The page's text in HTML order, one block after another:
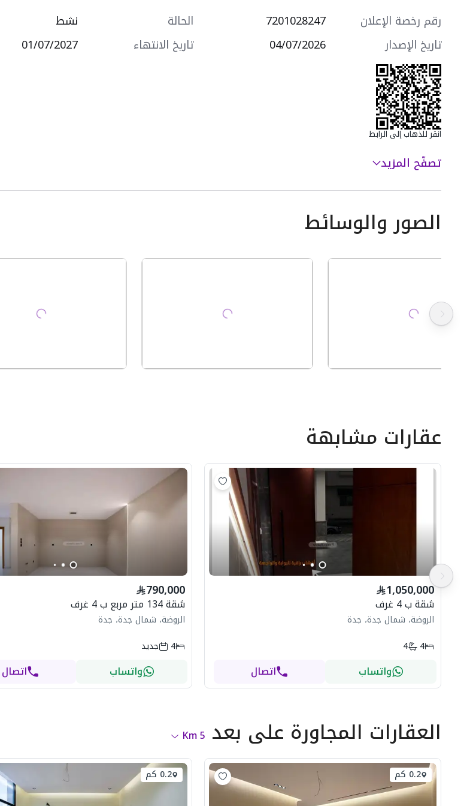
- كاميرات مراقبة
سعرها 950000 ر.س
رقم رخصة الإعلان 7201028247 الحالة
نشط
تاريخ الإصدار
04/07/2026 تاريخ الانتهاء 01/07/2027
انقر للذهاب إلى الرابط
تصفّح المزيد
الصور والوسائط
عقارات مشابهة
1,050,000
شقة ب 4 غرف
الروضة، شمال جدة، جدة
4
4
واتساب اتصال
790,000
شقة 134 متر مربع ب 4 غرف
الروضة، شمال جدة، جدة
4
جديد
واتساب اتصال
العقارات المجاورة على بعد 5
Km
0.2 كم 0.2 كم